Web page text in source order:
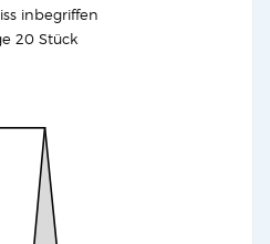
inbegriffen
20 Stück